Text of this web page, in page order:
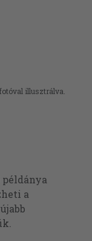
illusztrálva.
a